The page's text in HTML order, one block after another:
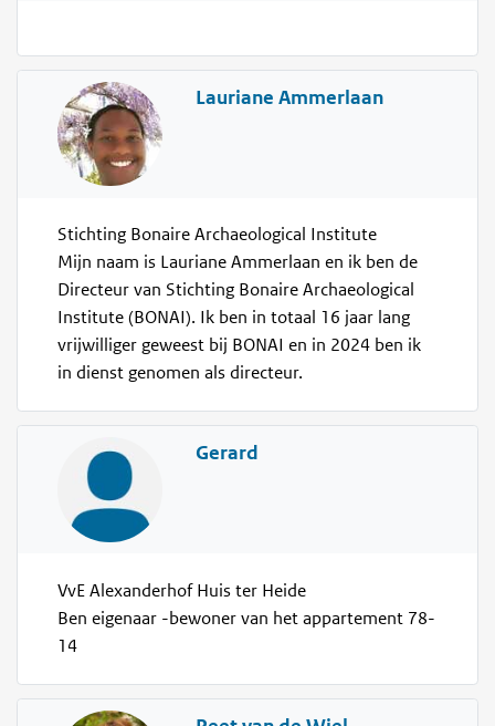
Lauriane Ammerlaan
Stichting Bonaire Archaeological Institute
Mijn naam is Lauriane Ammerlaan en ik ben de
Directeur van Stichting Bonaire Archaeological
Institute (BONAI). Ik ben in totaal 16 jaar lang
vrijwilliger geweest bij BONAI en in 2024 ben ik
in dienst genomen als directeur.
Gerard
VvE Alexanderhof Huis ter Heide
Ben eigenaar -bewoner van het appartement 78-
14